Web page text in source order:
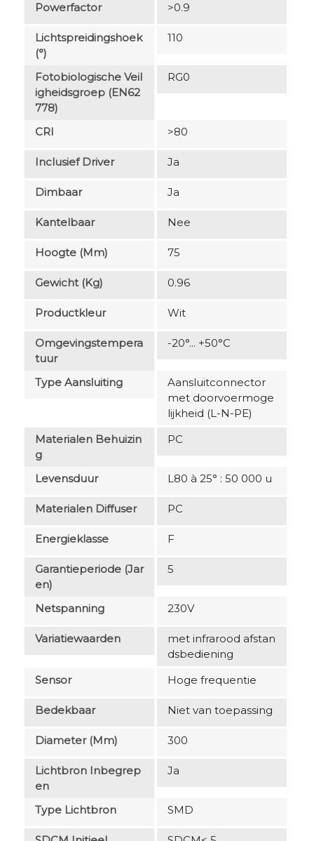
Powerfactor >0.9
Lichtspreidingshoek
(°)
110
Fotobiologische Veil
Igheidsgroep (EN62
778)
RG0
CRI >80
Inclusief Driver Ja
Dimbaar Ja
Kantelbaar Nee
Hoogte (mm) 75
Gewicht (kg) 0.96
Productkleur Wit
Omgevingstempera
Tuur
-20°... +50°C
Type Aansluiting
Aansluitconnector
met doorvoermoge
lijkheid (L-N-PE)
Materialen Behuizin
G
PC
Levensduur L80 à 25° : 50 000 u
Materialen Diffuser PC
Energieklasse F
Garantieperiode (jar
En)
5
Netspanning 230V
Variatiewaarden
met infrarood afstan
dsbediening
Sensor
Hoge frequentie
Bedekbaar Niet van toepassing
Diameter (mm) 300
Lichtbron Inbegrep
En
Ja
Type Lichtbron SMD